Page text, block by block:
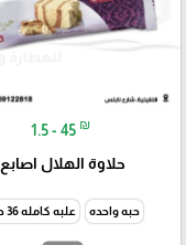
1.5 - 45 ₪
حلاوة الهلال اصابع
حبه واحده علبه كامله 36 حبه